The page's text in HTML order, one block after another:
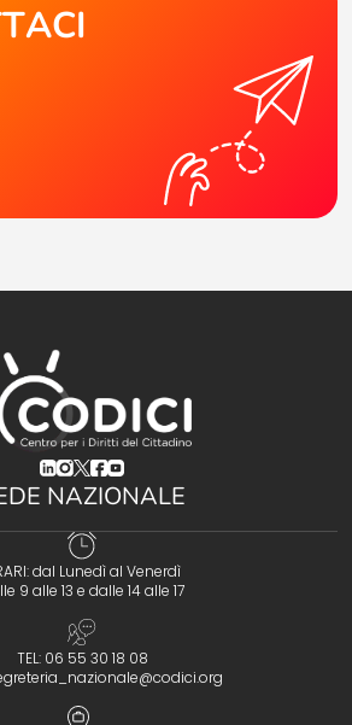
(opens in a new tab)
(opens in a new tab)
(opens in a new tab)
(opens in a new tab)
(opens in a new tab)
NAZIONALE
dal Lunedì al Venerdì
9 alle 13 e dalle 14 alle 17
TEL: 06 55 30 18 08